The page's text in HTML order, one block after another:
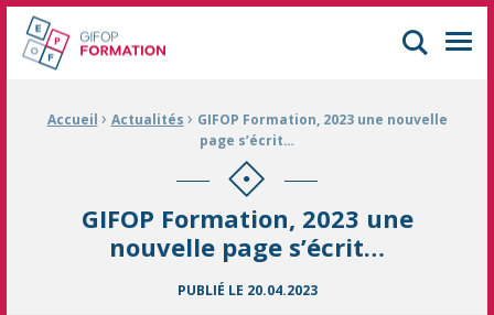
GIFOP Formation Centre de formation continue à Mulhouse
Fil d'Ariane :
Accueil › Actualités › GIFOP Formation, 2023 une nouvelle
page s’écrit…
GIFOP Formation, 2023 une
nouvelle page s’écrit…
PUBLIÉ LE 20.04.2023